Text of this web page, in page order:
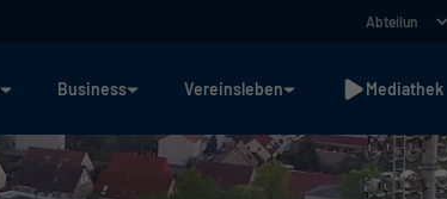
Business Vereinsleben Mediathek